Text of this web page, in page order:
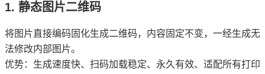
1. 静态图片二维码
将图片直接编码固化生成二维码，内容固定不变，一经生成无
法修改内部图片。
优势：生成速度快、扫码加载稳定、永久有效、适配所有打印